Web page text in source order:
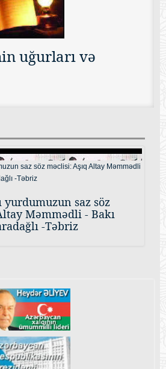
uğurları və
yurdumuzun saz söz
Məmmədli - Bakı
-Təbriz